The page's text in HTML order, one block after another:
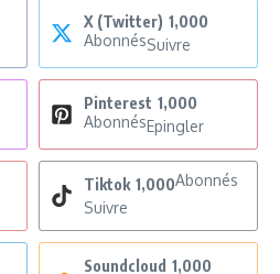
X (Twitter) 1,000
AbonnésSuivre
Pinterest 1,000
AbonnésEpingler
Tiktok 1,000Abonnés
Suivre
Soundcloud 1,000